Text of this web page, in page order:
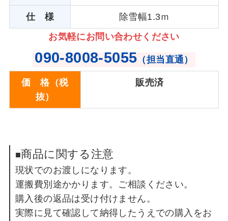
仕 様
除雪幅1.3ｍ
お気軽にお問い合わせください
090-8008-5055 （担当直通）
価 格（税
抜）
販売済
■商品に関する注意
現状でのお渡しになります。
運搬費別途かかります。ご相談ください。
購入後の返品は受け付けません。
実際に見て確認して納得したうえでの購入をお